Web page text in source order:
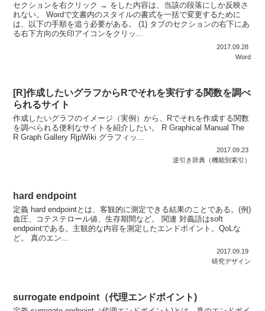
セクションを右クリック → をした内容は、当該の段落にしか反映さ
れない。 Wordで文書内のスタイルの書式を一括で変更するために
は、以下の手順を追う必要がある。 (1) タブのセクションの右下にあ
る右下方向の矢印アイコンをクリッ...
2017.09.28
Word
[R]作成したいグラフからRでそれを実行する関数を調べ
られるサイト
作成したいグラフのイメージ（実例）から、Rでそれを作成する関数
を調べられる便利なサイトを紹介したい。 R Graphical Manual The
R Graph Gallery RjpWiki グラフィッ...
2017.09.23
逆引き辞典（機能別索引）
hard endpoint
定義 hard endpointとは、客観的に測定できる結果のことである。(例)
血圧、コテステロール値、生存期間など。 関連 対義語はsoft
endpointである。主観的な内容を測定したエンドポイント。QoLな
ど。 真のエン...
2017.09.19
研究デザイン
surrogate endpoint（代理エンドポイント)